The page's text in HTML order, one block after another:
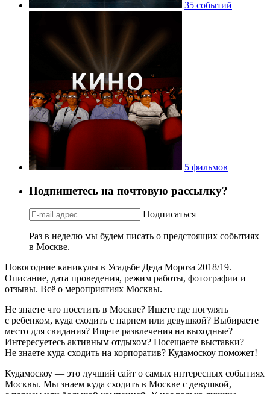
35 событий
5 фильмов
Подпишетесь на почтовую рассылку?
Подписаться
Раз в неделю мы будем писать о предстоящих событиях
в Москве.
Новогодние каникулы в Усадьбе Деда Мороза 2018/19.
Описание, дата проведения, режим работы, фотографии и
отзывы. Всё о мероприятиях Москвы.
Не знаете что посетить в Москве? Ищете где погулять
с ребенком, куда сходить с парнем или девушкой? Выбираете
место для свидания? Ищете развлечения на выходные?
Интересуетесь активным отдыхом? Посещаете выставки?
Не знаете куда сходить на корпоратив? Кудамоскоу поможет!
Кудамоскоу — это лучший сайт о самых интересных событиях
Москвы. Мы знаем куда сходить в Москве с девушкой,